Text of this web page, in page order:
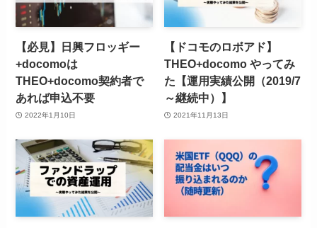
【必見】日興フロッギー
+docomoは
THEO+docomo契約者で
あれば申込不要
2022年1月10日
【ドコモのロボアド】
THEO+docomo やってみ
た【運用実績公開（2019/7
～継続中）】
2021年11月13日